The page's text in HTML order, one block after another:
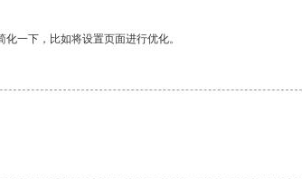
一下，比如将设置页面进行优化。